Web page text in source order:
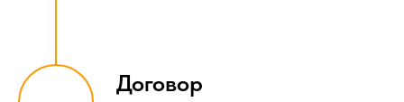
Договор